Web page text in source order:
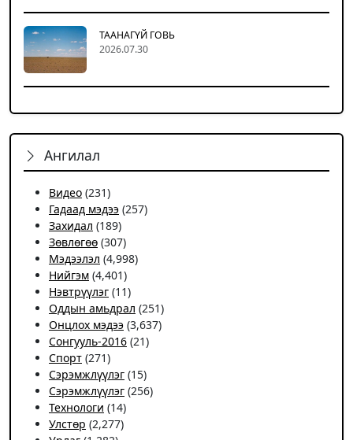
ТААНАГҮЙ ГОВЬ
2026.07.30
Ангилал
Видео (231)
Гадаад мэдээ (257)
Захидал (189)
Зөвлөгөө (307)
Мэдээлэл (4,998)
Нийгэм (4,401)
Нэвтрүүлэг (11)
Оддын амьдрал (251)
Онцлох мэдээ (3,637)
Сонгууль-2016 (21)
Спорт (271)
Сэрэмжлүүлэг (15)
Сэрэмжлүүлэг (256)
Технологи (14)
Улстөр (2,277)